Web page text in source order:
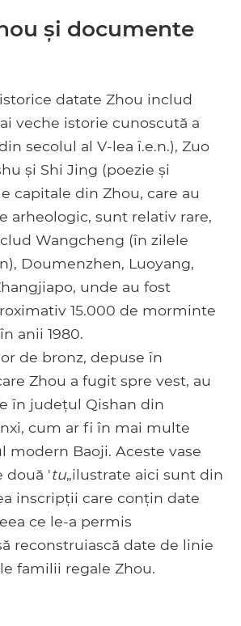
și documente
datate Zhou includ
veche istorie cunoscută a
secolul al V-lea î.e.n.), Zuo
și Shi Jing (poezie și
capitale din Zhou, care au
arheologic, sunt relativ rare,
Wangcheng (în zilele
Doumenzhen, Luoyang,
unde au fost
15.000 de morminte
anii 1980.
de bronz, depuse în
Zhou a fugit spre vest, au
în județul Qishan din
cum ar fi în mai multe
modern Baoji. Aceste vase
două 'tu„ilustrate aici sunt din
inscripții care conțin date
ce le-a permis
reconstruiască date de linie
familii regale Zhou.